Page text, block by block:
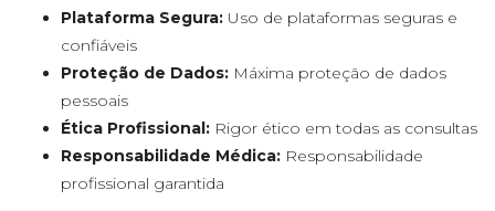
Plataforma Segura: Uso de plataformas seguras e
confiáveis
Proteção de Dados: Máxima proteção de dados
pessoais
Ética Profissional: Rigor ético em todas as consultas
Responsabilidade Médica: Responsabilidade
profissional garantida